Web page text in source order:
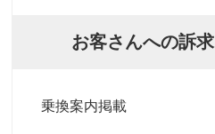
お客さんへの訴求
乗換案内掲載